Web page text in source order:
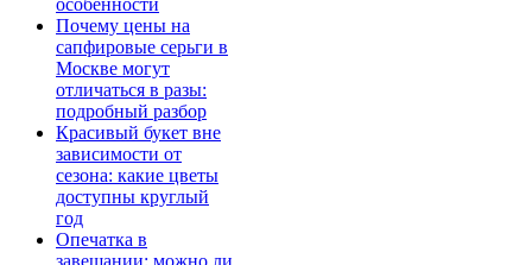
особенности
Почему цены на
сапфировые серьги в
Москве могут
отличаться в разы:
подробный разбор
Красивый букет вне
зависимости от
сезона: какие цветы
доступны круглый
год
Опечатка в